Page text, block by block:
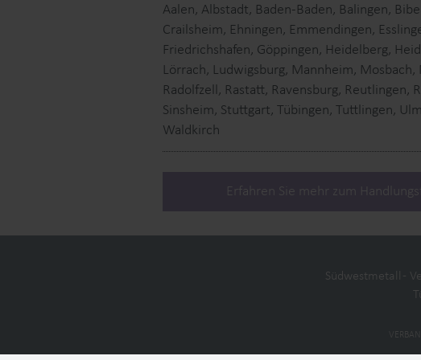
Aalen, Albstadt, Baden-Baden, Balingen,
Crailsheim, Ehningen, Emmendingen,
Friedrichshafen, Göppingen, Heidelberg,
Lörrach, Ludwigsburg, Mannheim,
Radolfzell, Rastatt, Ravensburg, Reutlingen,
Sinsheim, Stuttgart, Tübingen, Tuttlingen,
Waldkirch
Erfahren Sie mehr zum
Südwestmetall -